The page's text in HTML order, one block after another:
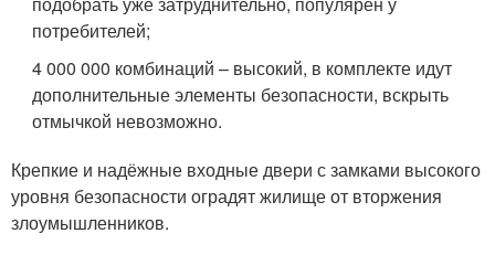
потребителей;
4 000 000 комбинаций – высокий, в комплекте идут
дополнительные элементы безопасности, вскрыть
отмычкой невозможно.
Крепкие и надёжные входные двери с замками высокого
уровня безопасности оградят жилище от вторжения
злоумышленников.